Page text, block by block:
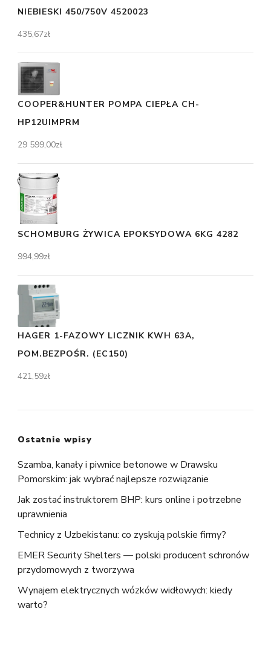
NIEBIESKI 450/750V 4520023
435,67zł
COOPER&HUNTER POMPA CIEPŁA CH-
HP12UIMPRM
29 599,00zł
SCHOMBURG ŻYWICA EPOKSYDOWA 6KG 4282
994,99zł
HAGER 1-FAZOWY LICZNIK KWH 63A,
POM.BEZPOŚR. (EC150)
421,59zł
Ostatnie wpisy
Szamba, kanały i piwnice betonowe w Drawsku
Pomorskim: jak wybrać najlepsze rozwiązanie
Jak zostać instruktorem BHP: kurs online i potrzebne
uprawnienia
Technicy z Uzbekistanu: co zyskują polskie firmy?
EMER Security Shelters — polski producent schronów
przydomowych z tworzywa
Wynajem elektrycznych wózków widłowych: kiedy
warto?